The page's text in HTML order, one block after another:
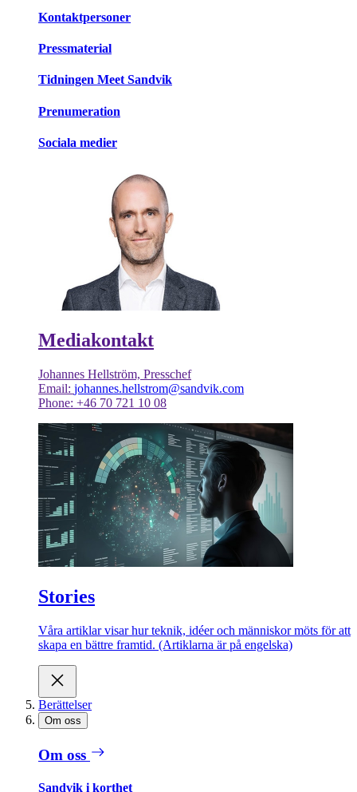
Kontaktpersoner
Pressmaterial
Tidningen Meet Sandvik
Prenumeration
Sociala medier
Mediakontakt
Johannes Hellström, Presschef
Email: johannes.hellstrom@sandvik.com
Phone: +46 70 721 10 08
Stories
Våra artiklar visar hur teknik, idéer och människor möts för att
skapa en bättre framtid. (Artiklarna är på engelska)
Berättelser
Om oss
Om oss
Sandvik i korthet